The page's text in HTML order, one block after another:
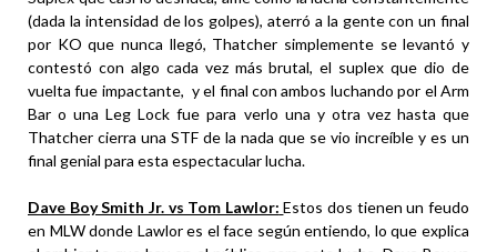
(dada la intensidad de los golpes), aterró a la gente con un final
por KO que nunca llegó, Thatcher simplemente se levantó y
contestó con algo cada vez más brutal, el suplex que dio de
vuelta fue impactante, y el final con ambos luchando por el Arm
Bar o una Leg Lock fue para verlo una y otra vez hasta que
Thatcher cierra una STF de la nada que se vio increíble y es un
final genial para esta espectacular lucha.
Dave Boy Smith Jr. vs Tom Lawlor: Estos dos tienen un feudo
en MLW donde Lawlor es el face según entiendo, lo que explica